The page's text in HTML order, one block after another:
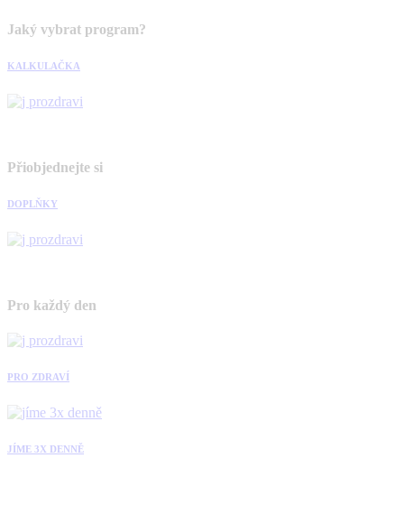
Jaký vybrat program?
KALKULAČKA
Přiobjednejte si
DOPLŇKY
Pro každý den
PRO ZDRAVÍ
JÍME 3X DENNĚ